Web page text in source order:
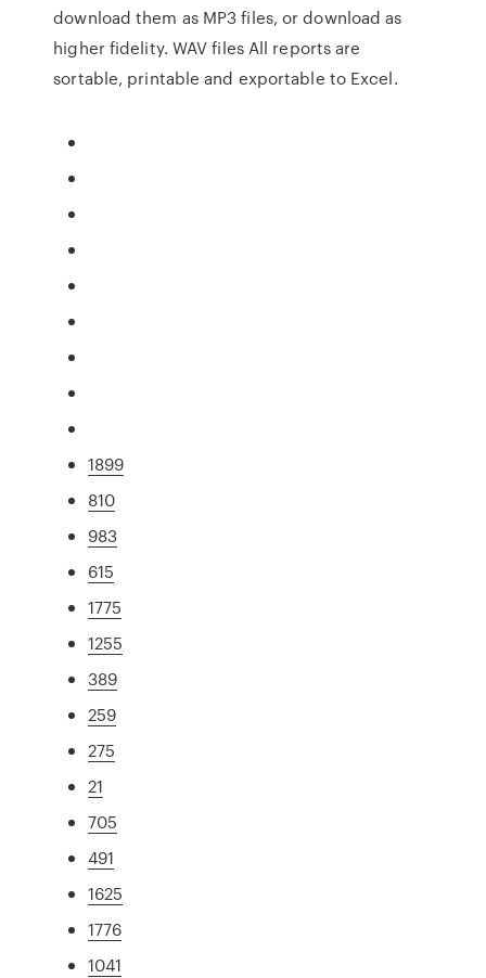
download them as MP3 files, or download as
higher fidelity. WAV files All reports are
sortable, printable and exportable to Excel.
1899
810
983
615
1775
1255
389
259
275
21
705
491
1625
1776
1041